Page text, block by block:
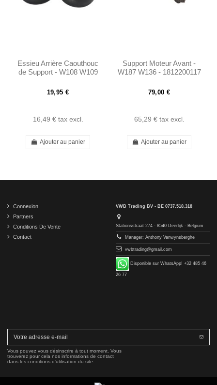
Essieu Arrière Caouthouc
de Support - W108 W109
1113510444
19,95 €
16,49 € tax excl.
Ajouter au panier
Support Moteur Avant -
W187 W136 - 1812200117
79,00 €
65,29 € tax excl.
Ajouter au panier
Connexion
Partners
Conditions De Vente
Contact
VWB Trading BV - BE 0737.518.318
Stationsstraat 274 - 8540 Deerlijk - Belgium
Manager: Anthony Vanwynsberghe
vwbtrading@gmail.com
Disponible sur WhatsApp! +32 485 46
26 77
Vous pouvez vous désinscrire à tout moment. Vous
trouverez pour cela nos informations de contact
dans les conditions d'utilisation du site.